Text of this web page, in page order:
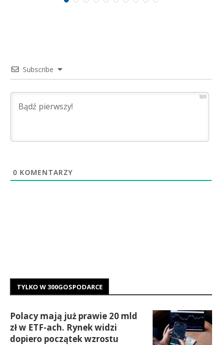
Subscribe
500
0 KOMENTARZY
TYLKO W 300GOSPODARCE
Polacy mają już prawie 20 mld
zł w ETF-ach. Rynek widzi
dopiero początek wzrostu